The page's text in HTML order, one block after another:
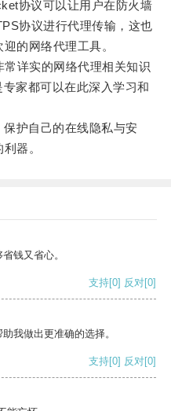
协议可以让用户在防火墙
协议进行代理传输，这也
的网络代理工具。
详实的网络代理相关知识
家都可以在此深入学习和
护自己的在线隐私与安
器。
钱又省心。
支持[0] 反对[0]
我做出更准确的选择。
支持[0] 反对[0]